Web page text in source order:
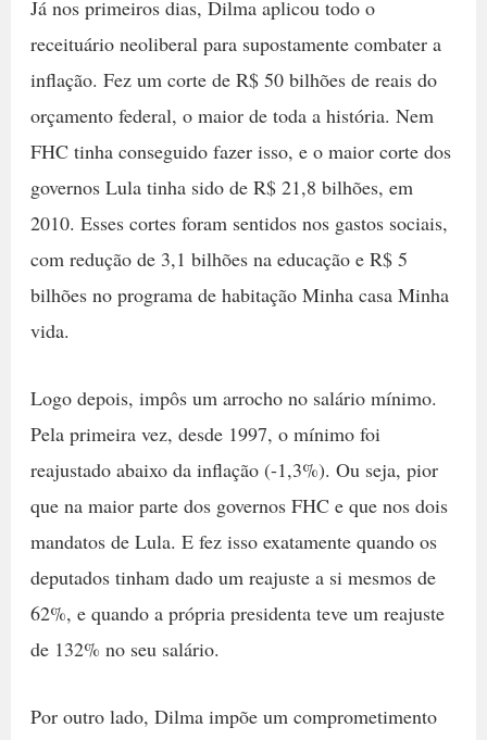
Já nos primeiros dias, Dilma aplicou todo o
receituário neoliberal para supostamente combater a
inflação. Fez um corte de R$ 50 bilhões de reais do
orçamento federal, o maior de toda a história. Nem
FHC tinha conseguido fazer isso, e o maior corte dos
governos Lula tinha sido de R$ 21,8 bilhões, em
2010. Esses cortes foram sentidos nos gastos sociais,
com redução de 3,1 bilhões na educação e R$ 5
bilhões no programa de habitação Minha casa Minha
vida.
Logo depois, impôs um arrocho no salário mínimo.
Pela primeira vez, desde 1997, o mínimo foi
reajustado abaixo da inflação (-1,3%). Ou seja, pior
que na maior parte dos governos FHC e que nos dois
mandatos de Lula. E fez isso exatamente quando os
deputados tinham dado um reajuste a si mesmos de
62%, e quando a própria presidenta teve um reajuste
de 132% no seu salário.
Por outro lado, Dilma impõe um comprometimento